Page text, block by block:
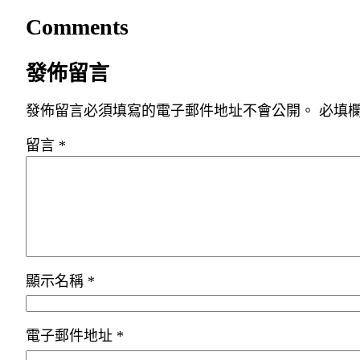
Comments
發佈留言
發佈留言必須填寫的電子郵件地址不會公開。 必填
留言 *
顯示名稱 *
電子郵件地址 *